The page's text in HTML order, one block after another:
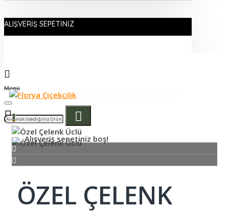
ALIŞVERIŞ SEPETINIZ
Menü
0
Alışveriş sepetiniz boş!
ÖZEL ÇELENK